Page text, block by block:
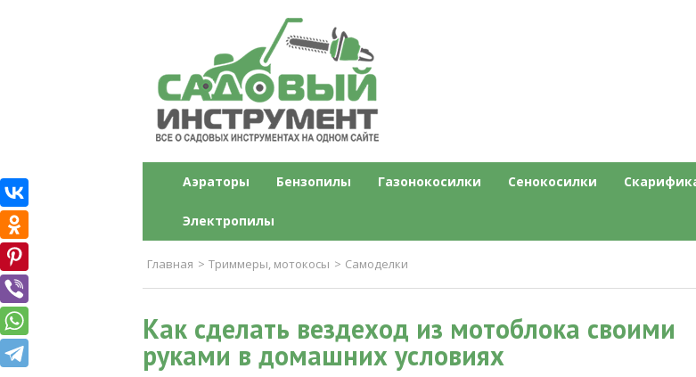
Садовый инструмент
Все о садовых инструментах на одном сайте
Аэраторы Бензопилы Газонокосилки Сенокосилки
Электропилы
Главная > Триммеры, мотокосы > Самоделки
Как сделать вездеход из мотоблока своими
руками в домашних условиях